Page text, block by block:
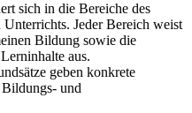
sich in die Bereiche des
Jeder Bereich weist
Bildung sowie die
aus.
geben konkrete
und